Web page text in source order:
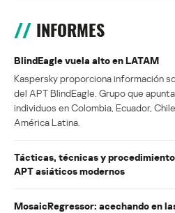
INFORMES
BlindEagle vuela alto en LATAM
Kaspersky proporciona información
del APT BlindEagle. Grupo que
individuos en Colombia, Ecuador,
América Latina.
Tácticas, técnicas y
APT asiáticos modernos
MosaicRegressor: acechando en